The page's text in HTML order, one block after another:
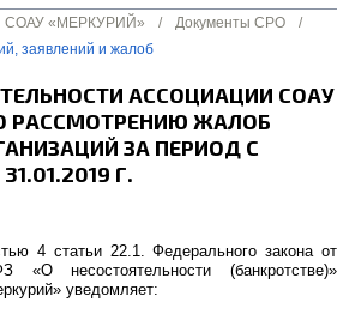
СОАУ «МЕРКУРИЙ» / Документы СРО
/
заявлений и жалоб
АССОЦИАЦИИ СОАУ
РАССМОТРЕНИЮ ЖАЛОБ
ЗА ПЕРИОД С
Г.
4 статьи 22.1. Федерального закона от
несостоятельности (банкротстве)»
уведомляет: